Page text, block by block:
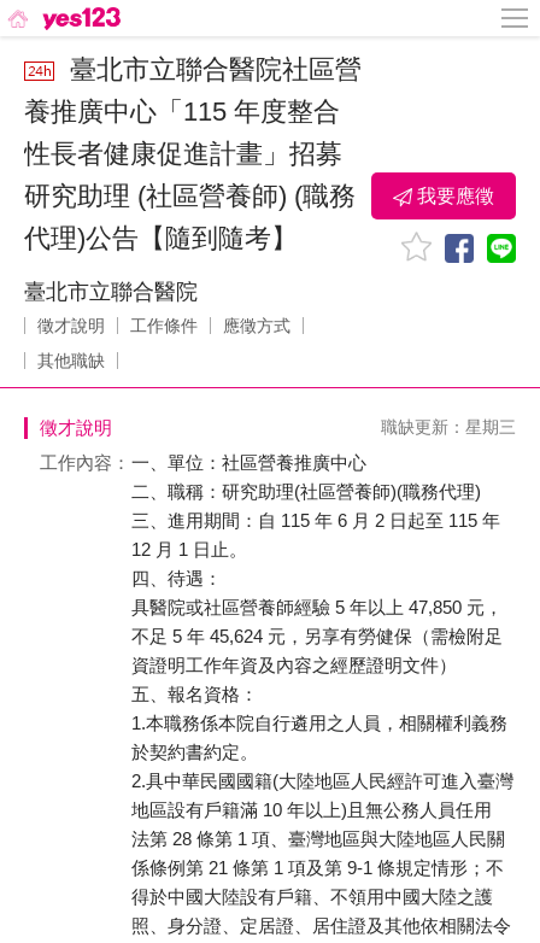
臺北市立聯合醫院社區營
養推廣中心「115 年度整合
性長者健康促進計畫」招募
研究助理 (社區營養師) (職務
代理)公告【隨到隨考】
臺北市立聯合醫院
徵才說明 工作條件
應徵方式
其他職缺
我要應徵
徵才說明 職缺更新：星期三
工作內容： 一、單位：社區營養推廣中心
二、職稱：研究助理(社區營養師)(職務代理)
三、進用期間：自 115 年 6 月 2 日起至 115 年
12 月 1 日止。
四、待遇：
具醫院或社區營養師經驗 5 年以上 47,850 元，
不足 5 年 45,624 元，另享有勞健保（需檢附足
資證明工作年資及內容之經歷證明文件）
五、報名資格：
1.本職務係本院自行遴用之人員，相關權利義務
於契約書約定。
2.具中華民國國籍(大陸地區人民經許可進入臺灣
地區設有戶籍滿 10 年以上)且無公務人員任用
法第 28 條第 1 項、臺灣地區與大陸地區人民關
係條例第 21 條第 1 項及第 9-1 條規定情形；不
得於中國大陸設有戶籍、不領用中國大陸之護
照、身分證、定居證、居住證及其他依相關法令